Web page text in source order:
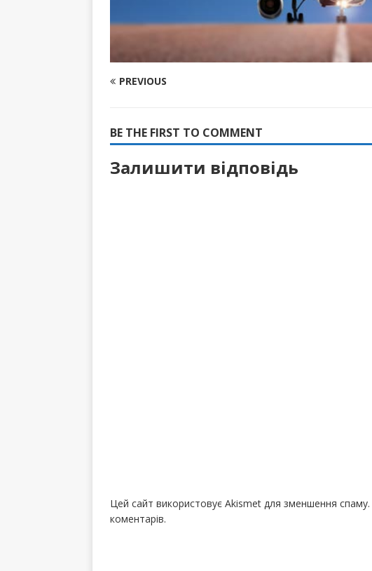
PREVIOUS
BE THE FIRST TO COMMENT
Залишити відповідь
Цей сайт використовує Akismet для зменшення спаму.
коментарів.